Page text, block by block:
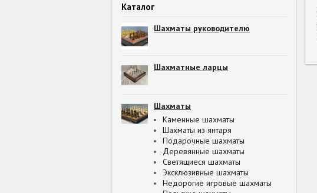
Каталог
Шахматы руководителю
Шахматные ларцы
Шахматы
Каменные шахматы
Шахматы из янтаря
Подарочные шахматы
Деревянные шахматы
Светящиеся шахматы
Эксклюзивные шахматы
Недорогие игровые шахматы